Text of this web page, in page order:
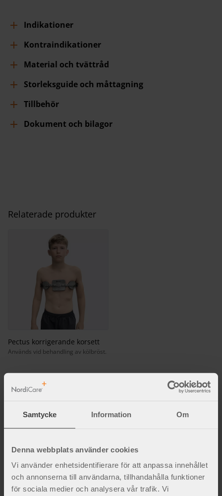
Samtycke Information Om
Denna webbplats använder cookies
Vi använder enhetsidentifierare för att anpassa innehållet
och annonserna till användarna, tillhandahålla funktioner
för sociala medier och analysera vår trafik. Vi
Indikationer
Kontraindikationer
Material och tvättråd
Storleksguide och måttagning
Tillbehör
Dokument och bilagor
Relaterade produkter
Pectus korrigerande korsett
Används vid behandling av kölbröst.